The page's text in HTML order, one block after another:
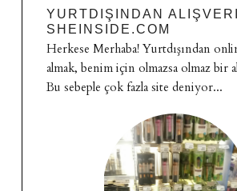
YURTDIŞINDAN
SHEINSIDE.COM
Herkese Merhaba! Yurtdışından
almak, benim için olmazsa olmaz bir
Bu sebeple çok fazla site deniyor...